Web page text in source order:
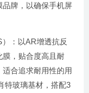
品牌，以确保手机屏
：以AR增透抗反
膜，贴合度高且耐
合追求耐用性的用
特玻璃基材，搭配3